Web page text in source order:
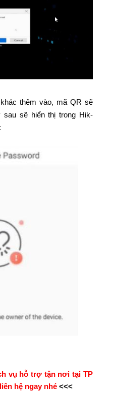
thêm vào, mã QR sẽ
sẽ hiển thị trong Hik-
vụ hỗ trợ tận nơi tại TP
hệ ngay nhé<<<